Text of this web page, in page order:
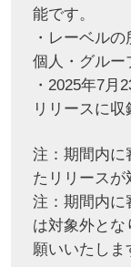
能です。
・レーベル
個人・グルー
・2025年7月
リリースに
注：期間内に
たリリースが
注：期間内に
は対象外とな
願いいたしま